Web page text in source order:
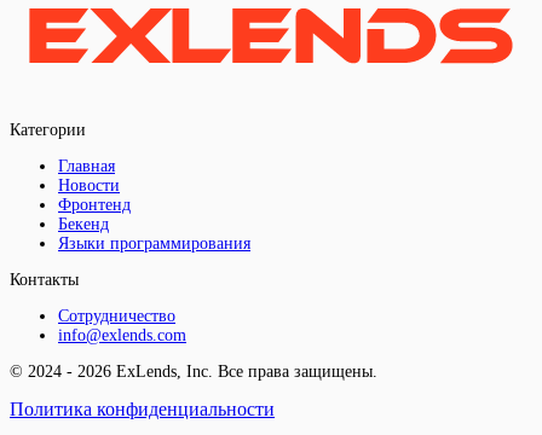
Категории
Главная
Новости
Фронтенд
Бекенд
Языки программирования
Контакты
Сотрудничество
info@exlends.com
© 2024 - 2026 ExLends, Inc. Все права защищены.
Политика конфиденциальности